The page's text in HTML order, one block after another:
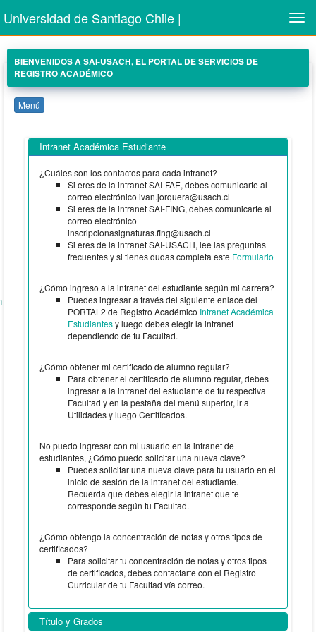
Universidad de Santiago Chile |
BIENVENIDOS A SAI-USACH, EL PORTAL DE SERVICIOS DE
REGISTRO ACADÉMICO
Menú
Intranet Académica Estudiante
¿Cuáles son los contactos para cada intranet?
Si eres de la intranet SAI-FAE, debes comunicarte al
correo electrónico ivan.jorquera@usach.cl
Si eres de la intranet SAI-FING, debes comunicarte al
correo electrónico
inscripcionasignaturas.fing@usach.cl
Si eres de la intranet SAI-USACH, lee las preguntas
frecuentes y si tienes dudas completa este Formulario
¿Cómo ingreso a la intranet del estudiante según mi carrera?
Puedes ingresar a través del siguiente enlace del
PORTAL2 de Registro Académico Intranet Académica
Estudiantesy luego debes elegir la intranet
dependiendo de tu Facultad.
¿Cómo obtener mi certificado de alumno regular?
Para obtener el certificado de alumno regular, debes
ingresar a la intranet del estudiante de tu respectiva
Facultad y en la pestaña del menú superior, ir a
Utilidades y luego Certificados.
No puedo ingresar con mi usuario en la intranet de
estudiantes, ¿Cómo puedo solicitar una nueva clave?
Puedes solicitar una nueva clave para tu usuario en el
inicio de sesión de la intranet del estudiante.
Recuerda que debes elegir la intranet que te
corresponde según tu Facultad.
¿Cómo obtengo la concentración de notas y otros tipos de
certificados?
Para solicitar tu concentración de notas y otros tipos
de certificados, debes contactarte con el Registro
Curricular de tu Facultad vía correo.
Título y Grados